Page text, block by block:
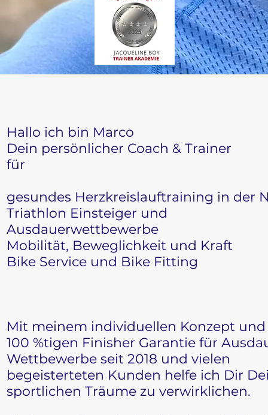
Hallo ich bin Marco
Dein persönlicher Coach & Trainer
für
gesundes Herzkreislauftraining in der
Triathlon Einsteiger und
Ausdauerwettbewerbe
Mobilität, Beweglichkeit und Kraft
Bike Service und Bike Fitting
Mit meinem individuellen Konzept und
100 %tigen Finisher Garantie für
Wettbewerbe seit 2018 und vielen
begeisterteten Kunden helfe ich Dir
sportlichen Träume zu verwirklichen.